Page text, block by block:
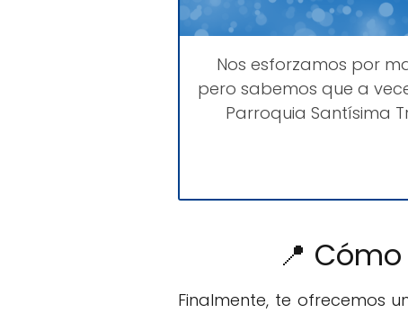
Nos esforzamos por
pero sabemos que a
Parroquia Santísima
📍
Finalmente, te ofrecemos